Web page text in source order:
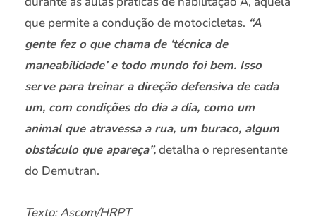
que permite a condução de motocicletas. “A
gente fez o que chama de ‘técnica de
maneabilidade’ e todo mundo foi bem. Isso
serve para treinar a direção defensiva de cada
um, com condições do dia a dia, como um
animal que atravessa a rua, um buraco, algum
obstáculo que apareça”,detalha o representante
do Demutran.
Texto: Ascom/HRPT